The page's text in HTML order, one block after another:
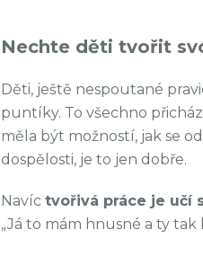
Nechte děti tvořit
Děti, ještě nespoutané
puntíky. To všechno
měla být možností, jak se
dospělosti, je to jen dobře.
Navíc tvořivá práce je učí
„Já to mám hnusné a ty